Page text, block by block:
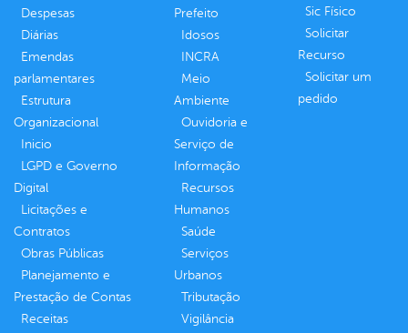
Despesas
Diárias
Emendas
parlamentares
Estrutura
Organizacional
Inicio
LGPD e Governo
Digital
Licitações e
Contratos
Obras Públicas
Planejamento e
Prestação de Contas
Receitas
Prefeito
Idosos
INCRA
Meio
Ambiente
Ouvidoria e
Serviço de
Informação
Recursos
Humanos
Saúde
Serviços
Urbanos
Tributação
Vigilância
Sic Físico
Solicitar
Recurso
Solicitar um
pedido